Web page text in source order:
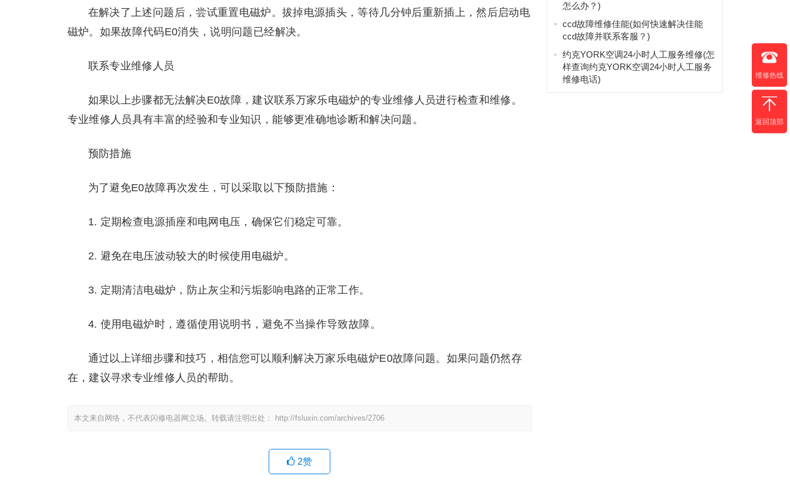
在解决了上述问题后，尝试重置电磁炉。拔掉电源插头，等待几分钟后重新插上，然后启动电
磁炉。如果故障代码E0消失，说明问题已经解决。
联系专业维修人员
如果以上步骤都无法解决E0故障，建议联系万家乐电磁炉的专业维修人员进行检查和维修。
专业维修人员具有丰富的经验和专业知识，能够更准确地诊断和解决问题。
预防措施
为了避免E0故障再次发生，可以采取以下预防措施：
1. 定期检查电源插座和电网电压，确保它们稳定可靠。
2. 避免在电压波动较大的时候使用电磁炉。
3. 定期清洁电磁炉，防止灰尘和污垢影响电路的正常工作。
4. 使用电磁炉时，遵循使用说明书，避免不当操作导致故障。
通过以上详细步骤和技巧，相信您可以顺利解决万家乐电磁炉E0故障问题。如果问题仍然存
在，建议寻求专业维修人员的帮助。
本文来自网络，不代表闪修电器网立场。转载请注明出处： http://fsluxin.com/archives/2706
2赞
怎么办？)
ccd故障维修佳能(如何快速解决佳能
ccd故障并联系客服？)
约克YORK空调24小时人工服务维修(怎
样查询约克YORK空调24小时人工服务
维修电话)
维修热线
返回顶部